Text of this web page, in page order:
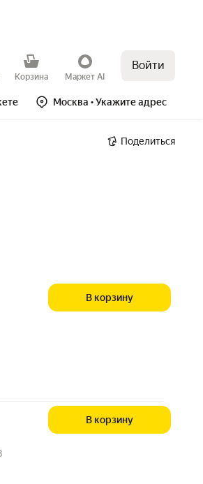
Корзина Маркет AI
Войти
Москва • Укажите адрес
Поделиться
25646 ₽ вместо
В корзину
2394 ₽ вместо
В корзину